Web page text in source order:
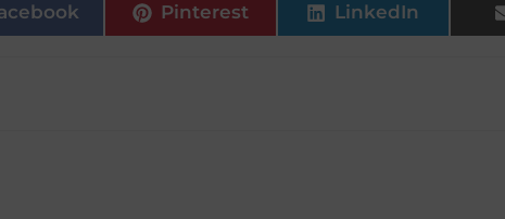
Pinterest LinkedIn